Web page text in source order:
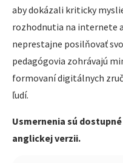
aby dokázali kriticky
rozhodnutia na internete
neprestajne posilňovať
pedagógovia zohrávajú
formovaní digitálnych
ľudí.
Usmernenia sú
anglickej verzii.